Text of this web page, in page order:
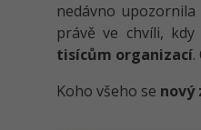
nedávno
právě ve chvíli,
tisícům organizací
Koho všeho se nový